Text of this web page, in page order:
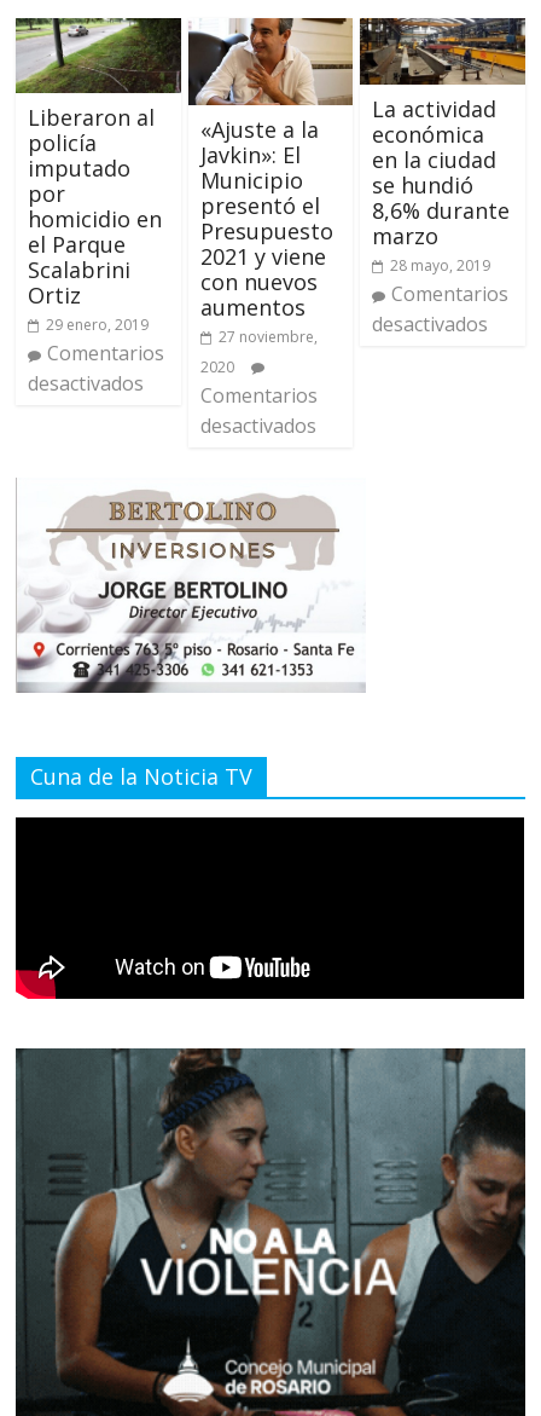
Liberaron al
policía
imputado
por
homicidio en
el Parque
Scalabrini
Ortiz
29 enero, 2019
Comentarios
desactivados
«Ajuste a la
Javkin»: El
Municipio
presentó el
Presupuesto
2021 y viene
con nuevos
aumentos
27 noviembre,
2020
Comentarios
desactivados
La actividad
económica
en la ciudad
se hundió
8,6% durante
marzo
28 mayo, 2019
Comentarios
desactivados
Cuna de la Noticia TV